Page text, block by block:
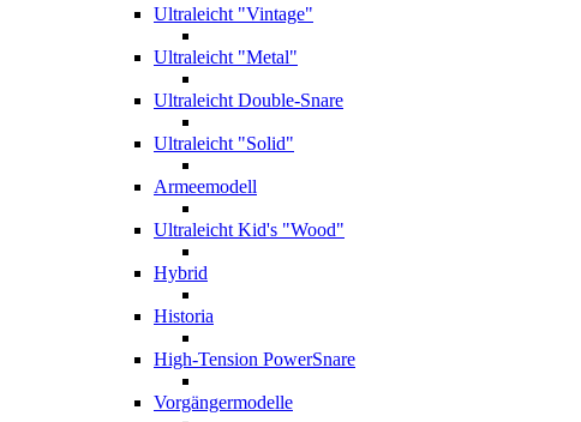
Ultraleicht "Vintage"
Ultraleicht "Metal"
Ultraleicht Double-Snare
Ultraleicht "Solid"
Armeemodell
Ultraleicht Kid's "Wood"
Hybrid
Historia
High-Tension PowerSnare
Vorgängermodelle